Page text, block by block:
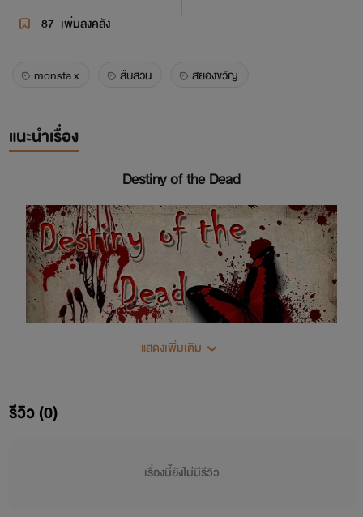
87 เพิ่มลงคลัง
monsta x สืบสวน สยองขวัญ
แนะนำเรื่อง
Destiny of the Dead
......อย่าไว้ใจใคร ไม่ว่าจะเป็นเพื่อนสนิทของคุณ เพื่อนร่วมรุ่น
แสดงเพิ่มเติม
รีวิว (0)
เรื่องนี้ยังไม่มีรีวิว